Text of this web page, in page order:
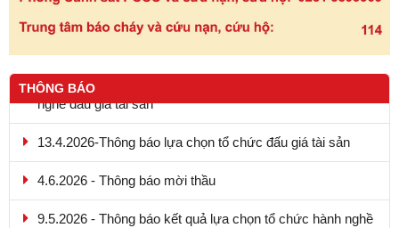
THÔNG BÁO
đấu giá tài sản